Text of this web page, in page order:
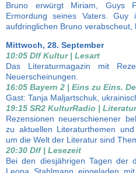
Bruno erwürgt Miriam, Guys
Ermordung seines Vaters.
aufdringlichen Bruno verabscheut,
Mittwoch, 28. September
10:05 Dlf Kultur | Lesart
Das Literaturmagazin mit
Neuerscheinungen.
16:05 Bayern 2 | Eins zu Eins.
Gast: Tanja Maljartschuk,
19:15 SR2 KulturRadio |
Rezensionen neuerschienener
zu aktuellen Literaturthemen
um die Welt der Literatur sind
20:30 Dlf | Lesezeit
Bei den diesjährigen Tagen der